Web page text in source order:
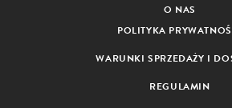
O NAS
POLITYKA
WARUNKI SPRZEDAŻY I
REGULAMIN